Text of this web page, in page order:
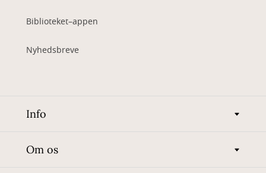
Biblioteket–appen
Nyhedsbreve
Info
Om os